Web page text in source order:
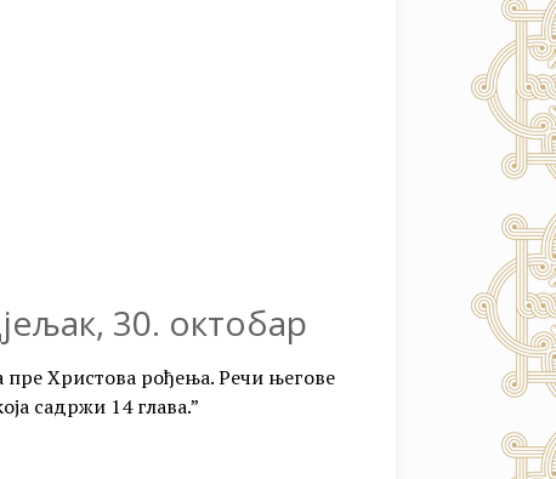
30. октобар
Христова рођења. Речи његове
садржи 14 глава.”